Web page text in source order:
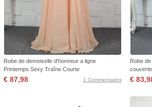
Robe de demoiselle d'honneur a ligne
Printemps Sexy Traîne Courte
€ 87,98 1 Commentaires
Robe
€